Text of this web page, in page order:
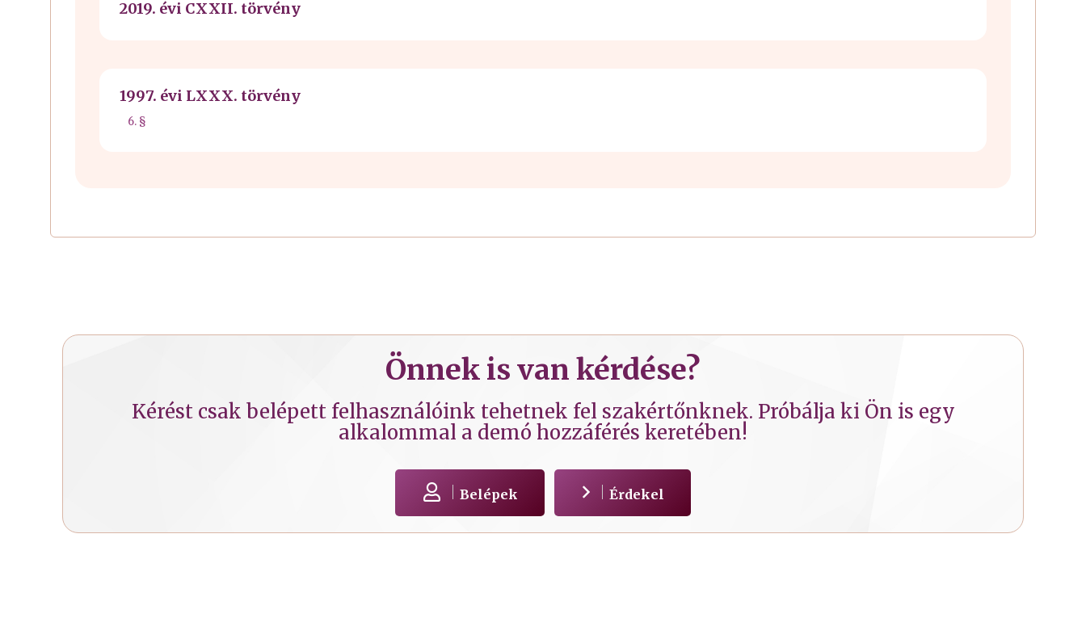
2019. évi CXXII. törvény
1997. évi LXXX. törvény
6. §
Önnek is van kérdése?
Kérést csak belépett felhasználóink tehetnek fel szakértőnknek. Próbálja ki Ön is egy
alkalommal a demó hozzáférés keretében!
Belépek Érdekel